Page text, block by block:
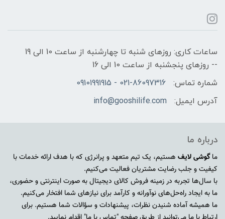
ساعات کاری: روزهای شنبه تا چهارشنبه از ساعت 10 الی 19
-- روزهای پنجشنبه از ساعت 10 الی 16
شماره تماس:
021-86097316 - 09101991915
آدرس ایمیل:
info@gooshilife.com
درباره ما
ماگوشی لایف هستیم، یک تیم متعهد و پرانرژی که با هدف ارائه خدمات با
کیفیت و جلب رضایت مشتریان فعالیت می‌کنیم.
با سال‌ها تجربه در زمینه فروش کالای دیجیتال به صورت اینترنتی و حضوری،
ما به ایجاد راه‌حل‌های نوآورانه و کارآمد برای نیازهای شما افتخار می‌کنیم.
ما همیشه آماده شنیدن نظرات، پیشنهادات و سؤالات شما هستیم. برای